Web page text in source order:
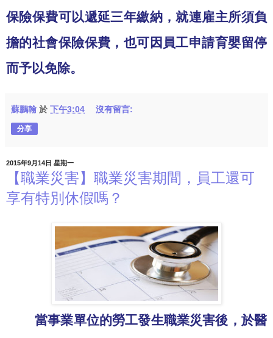
保險保費可以遞延三年繳納，就連雇主所須負
擔的社會保險保費，也可因員工申請育嬰留停
而予以免除。
蘇鵬翰 於下午3:04 沒有留言:
分享
2015年9月14日 星期一
【職業災害】職業災害期間，員工還可
享有特別休假嗎？
當事業單位的勞工發生職業災害後，於醫